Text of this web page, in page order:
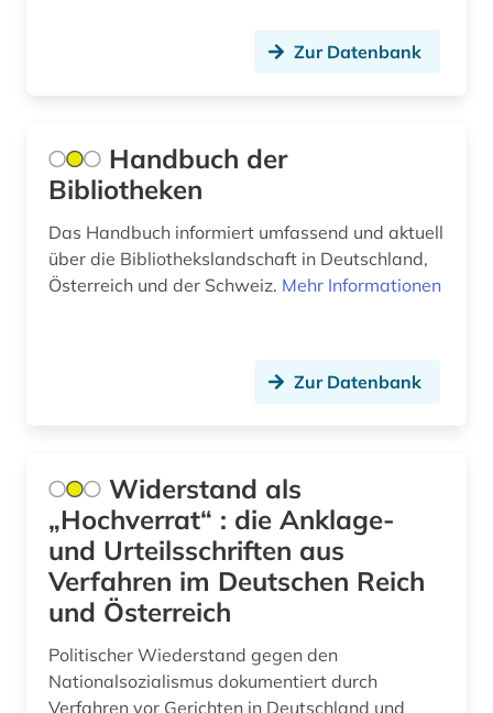
erschließung (1)
europa (5)
europarecht (1)
evangelische kirche (1)
fachgeschichte (1)
fachhochschule (1)
fachportal (4)
Zur Datenbank
Handbuch der
Bibliotheken
Das Handbuch informiert umfassend und aktuell
über die Bibliothekslandschaft in Deutschland,
Österreich und der Schweiz. Mehr Informationen
Zur Datenbank
Widerstand als
„Hochverrat“ : die Anklage-
und Urteilsschriften aus
Verfahren im Deutschen Reich
und Österreich
Politischer Wiederstand gegen den
Nationalsozialismus dokumentiert durch
Verfahren vor Gerichten in Deutschland und